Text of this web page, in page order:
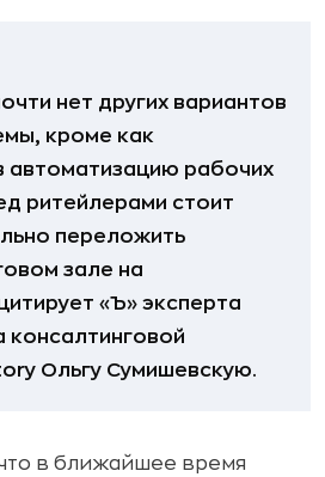
нет других вариантов
кроме как
автоматизацию рабочих
ритейлерами стоит
переложить
зале на
«Ъ» эксперта
консалтинговой
Ольгу Сумишевскую.
в ближайшее время